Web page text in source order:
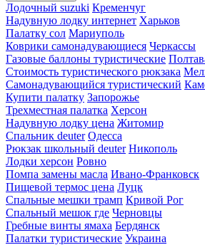
Лодочный suzuki Кременчуг
Надувную лодку интернет Харьков
Палатку сол Мариуполь
Коврики самонадувающиеся Черкассы
Газовые баллоны туристические
Стоимость туристического рюкзака
Самонадувающийся туристический
Купити палатку Запорожье
Трехместная палатка Херсон
Надувную лодку цена Житомир
Спальник deuter Одесса
Рюкзак школьный deuter Никополь
Лодки херсон Ровно
Помпа замены масла Ивано-Франковск
Пищевой термос цена Луцк
Спальные мешки трамп Кривой Рог
Спальный мешок где Черновцы
Гребные винты ямаха Бердянск
Палатки туристические Украина